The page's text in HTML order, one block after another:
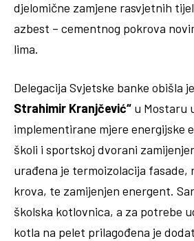
djelomične zamjene rasvjetnih
azbest – cementnog pokrova
lima.
Delegacija Svjetske banke obišla
Strahimir Kranjčević“ u Mostaru
implementirane mjere energijske
školi i sportskoj dvorani
urađena je termoizolacija fasade,
krova, te zamijenjen energent.
školska kotlovnica, a za potrebe
kotla na pelet prilagođena je